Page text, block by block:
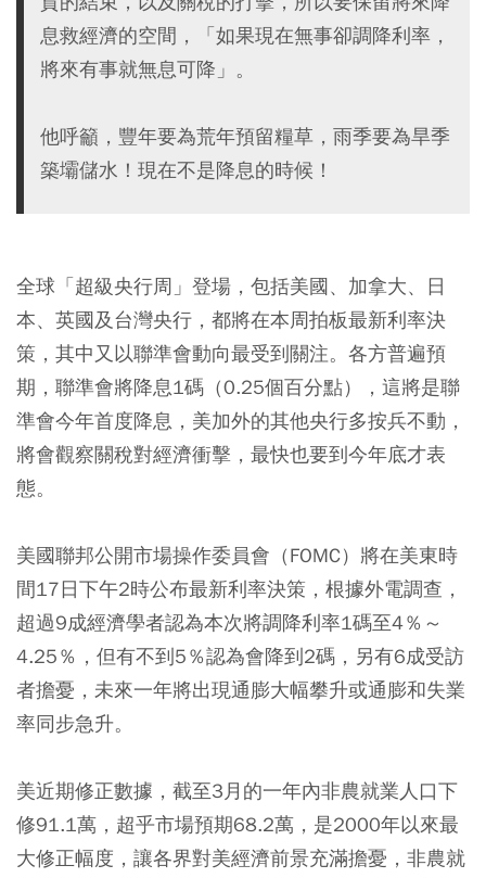
息救經濟的空間，「如果現在無事卻調降利率，
將來有事就無息可降」。
他呼籲，豐年要為荒年預留糧草，雨季要為旱季
築壩儲水！現在不是降息的時候！
全球「超級央行周」登場，包括美國、加拿大、日
本、英國及台灣央行，都將在本周拍板最新利率決
策，其中又以聯準會動向最受到關注。各方普遍預
期，聯準會將降息1碼（0.25個百分點），這將是聯
準會今年首度降息，美加外的其他央行多按兵不動，
將會觀察關稅對經濟衝擊，最快也要到今年底才表
態。
美國聯邦公開市場操作委員會（FOMC）將在美東時
間17日下午2時公布最新利率決策，根據外電調查，
超過9成經濟學者認為本次將調降利率1碼至4％～
4.25％，但有不到5％認為會降到2碼，另有6成受訪
者擔憂，未來一年將出現通膨大幅攀升或通膨和失業
率同步急升。
美近期修正數據，截至3月的一年內非農就業人口下
修91.1萬，超乎市場預期68.2萬，是2000年以來最
大修正幅度，讓各界對美經濟前景充滿擔憂，非農就